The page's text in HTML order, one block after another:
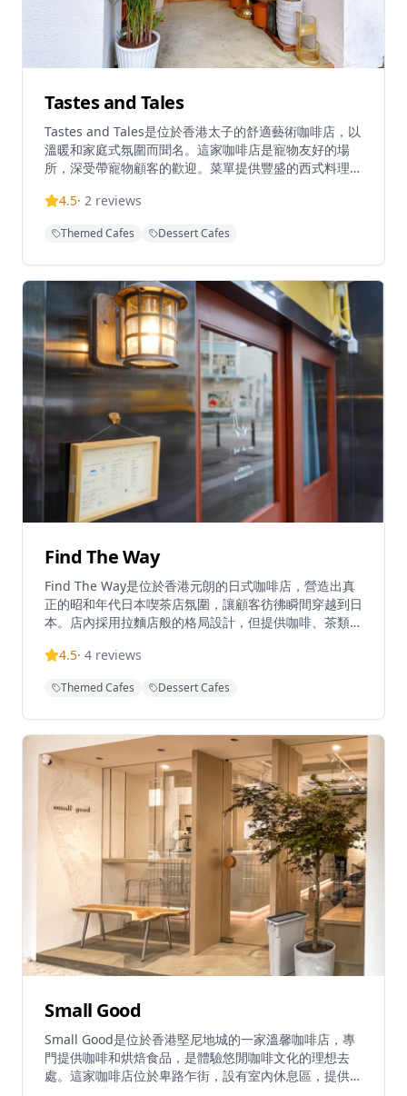
Tastes and Tales
Tastes and Tales是位於香港太子的舒適藝術咖啡店，以
溫暖和家庭式氛圍而聞名。這家咖啡店是寵物友好的場
所，深受帶寵物顧客的歡迎。菜單提供豐盛的西式料理，
色咖啡飲品，包括可選擇咖啡豆的冰釀咖啡。咖啡店以友
太子地鐵站C2出口僅5分鐘步程，Tastes and Tales為尋
間為上午11:30至晚上7:30，某些日子會延長至晚上
9:00，但晚上7:00後入座需要預約。
4.5· 2 reviews
Themed Cafes Dessert Cafes
Find The Way
Find The Way是位於香港元朗的日式咖啡店，營造出真
正的昭和年代日本喫茶店氛圍，讓顧客彷彿瞬間穿越到日
本。店內採用拉麵店般的格局設計，但提供咖啡、茶類和
招牌菜式包括焦糖雞蛋布丁、楓糖漿鬆餅、藍橙梳打和檸
咖啡、茶類和輕食選擇。餐廳為尋求真正日式咖啡店體驗
Find The Way位置便利，距離朗屏地鐵站B2出口僅6分
鐘步程，交通十分方便。
4.5· 4 reviews
Themed Cafes Dessert Cafes
Small Good
Small Good是位於香港堅尼地城的一家溫馨咖啡店，專
門提供咖啡和烘焙食品，是體驗悠閒咖啡文化的理想去
處。這家咖啡店位於卑路乍街，設有室內休息區，提供簡